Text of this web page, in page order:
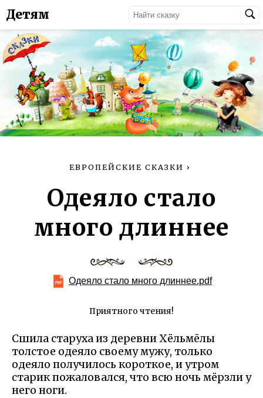
Детям
ЕВРОПЕЙСКИЕ СКАЗКИ ›
Одеяло стало
много длиннее
Одеяло стало много длиннее.pdf
Приятного чтения!
Сшила старуха из деревни Хёльмёлы
толстое одеяло своему мужу, только
одеяло получилось короткое, и утром
старик пожаловался, что всю ночь мёрзли у
него ноги.